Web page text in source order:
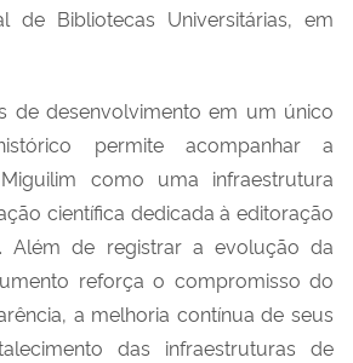
de Bibliotecas Universitárias, em
de desenvolvimento em um único
permite acompanhar a
como uma infraestrutura
científica dedicada à editoração
Além de registrar a evolução da
reforça o compromisso do
a melhoria contínua de seus
das infraestruturas de